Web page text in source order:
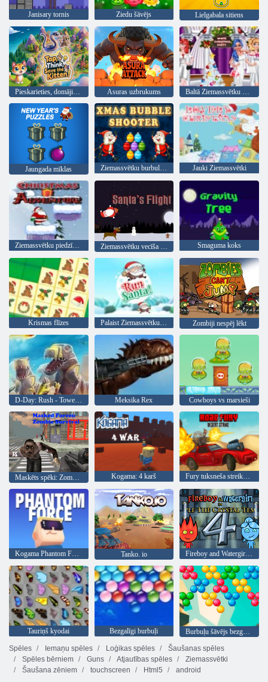
Janisary tornis Ziedu šāvējs Lielgabala sitiens
Pieskarieties, domājiet, izglābiet kaķēnu! Asuras uzbrukums Baltā Ziemassvētku puse
Jaungada mīklas Ziemassvētku burbulis šāvēja Jauki Ziemassvētki
Ziemassvētku piedzīvojums Smaguma koks
Krismas flīzes Palaist Ziemassvētku vecīti Zombiji nespēj lēkt
D-Day: Rush - Tower Defense Meksika Rex Cowboys vs marsieši
Kogama: 4 karš Fury tuksneša streika ceļš
Kogama Phantom Force Tanko. io Fireboy and Watergirl 4: Kristāla templis
Tauriņš kyodai Bezgalīgi burbuļi
Burbuļu šāvējs bezgalīgs
Spēles
Iemaņu spēles Loģikas spēles
Šaušanas spēles
Spēles bērniem
Guns Atjautības spēles
Ziemassvētki
Šaušana zēniem
touchscreen Html5 android